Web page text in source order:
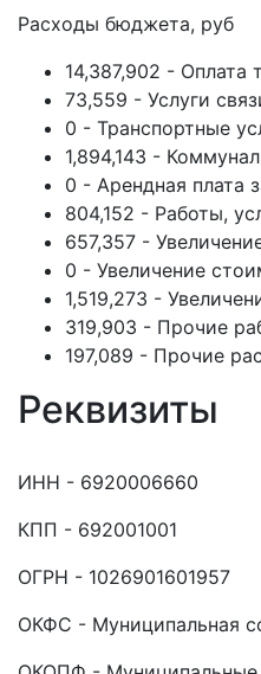
Расходы бюджета, руб
14,387,902 - Оплата
73,559 - Услуги
0 - Транспортные
1,894,143 -
0 - Арендная плата
804,152 - Работы,
657,357 -
0 - Увеличение
1,519,273 -
319,903 - Прочие
197,089 - Прочие
Реквизиты
ИНН - 6920006660
КПП - 692001001
ОГРН - 1026901601957
ОКФС - Муниципальная